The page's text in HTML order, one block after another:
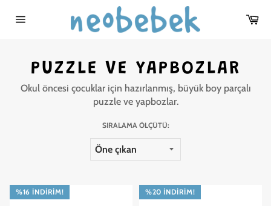
PUZZLE VE YAPBOZLAR
Okul öncesi çocuklar için hazırlanmış, büyük boy parçalı
puzzle ve yapbozlar.
SIRALAMA ÖLÇÜTÜ:
%16 İNDIRIM! %20 İNDIRIM!